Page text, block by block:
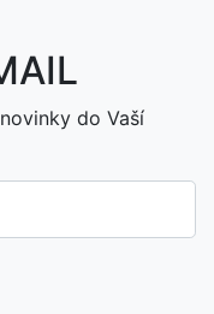
do Vaší